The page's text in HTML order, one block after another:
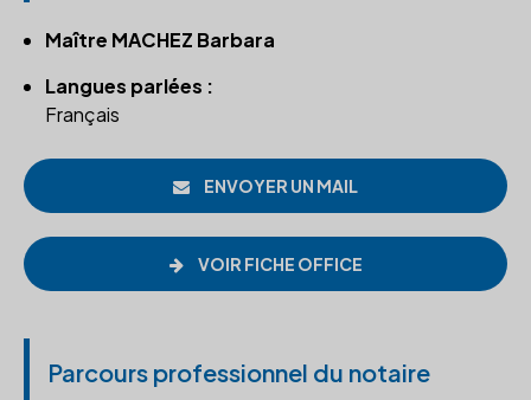
Maître MACHEZ Barbara
Langues parlées :
Français
ENVOYER UN MAIL
VOIR FICHE OFFICE
Parcours professionnel du notaire